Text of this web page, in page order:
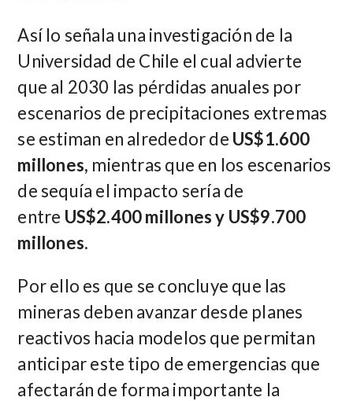
Así lo señala una investigación de la
Universidad de Chile el cual advierte
que al 2030 las pérdidas anuales por
escenarios de precipitaciones extremas
se estiman en alrededor de US$1.600
millones, mientras que en los escenarios
de sequía el impacto sería de
entre US$2.400 millones y US$9.700
millones.
Por ello es que se concluye que las
mineras deben avanzar desde planes
reactivos hacia modelos que permitan
anticipar este tipo de emergencias que
afectarán de forma importante la